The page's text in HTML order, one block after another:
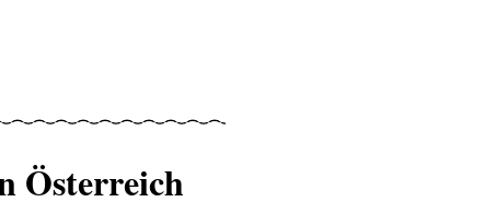
Österreich